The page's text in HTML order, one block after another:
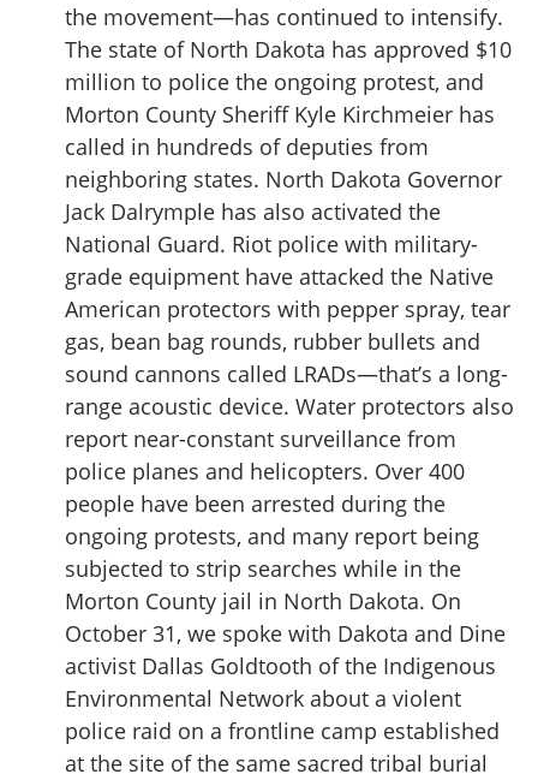
the movement—has continued to intensify.
The state of North Dakota has approved $10
million to police the ongoing protest, and
Morton County Sheriff Kyle Kirchmeier has
called in hundreds of deputies from
neighboring states. North Dakota Governor
Jack Dalrymple has also activated the
National Guard. Riot police with military-
grade equipment have attacked the Native
American protectors with pepper spray, tear
gas, bean bag rounds, rubber bullets and
sound cannons called LRADs—that’s a long-
range acoustic device. Water protectors also
report near-constant surveillance from
police planes and helicopters. Over 400
people have been arrested during the
ongoing protests, and many report being
subjected to strip searches while in the
Morton County jail in North Dakota. On
October 31, we spoke with Dakota and Dine
activist Dallas Goldtooth of the Indigenous
Environmental Network about a violent
police raid on a frontline camp established
at the site of the same sacred tribal burial